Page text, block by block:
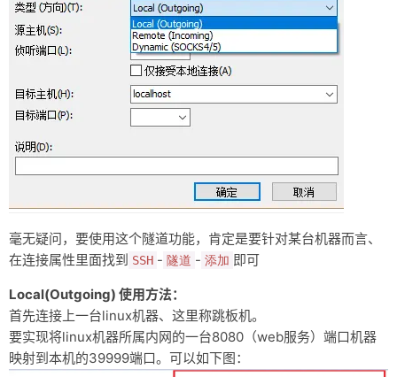
友链
关于
毫无疑问，要使用这个隧道功能，肯定是要针对某台机器而言、
在连接属性里面找到 SSH - 隧道 - 添加 即可
Local(Outgoing) 使用方法：
首先连接上一台linux机器、这里称跳板机。
要实现将linux机器所属内网的一台8080（web服务）端口机器
映射到本机的39999端口。可以如下图：